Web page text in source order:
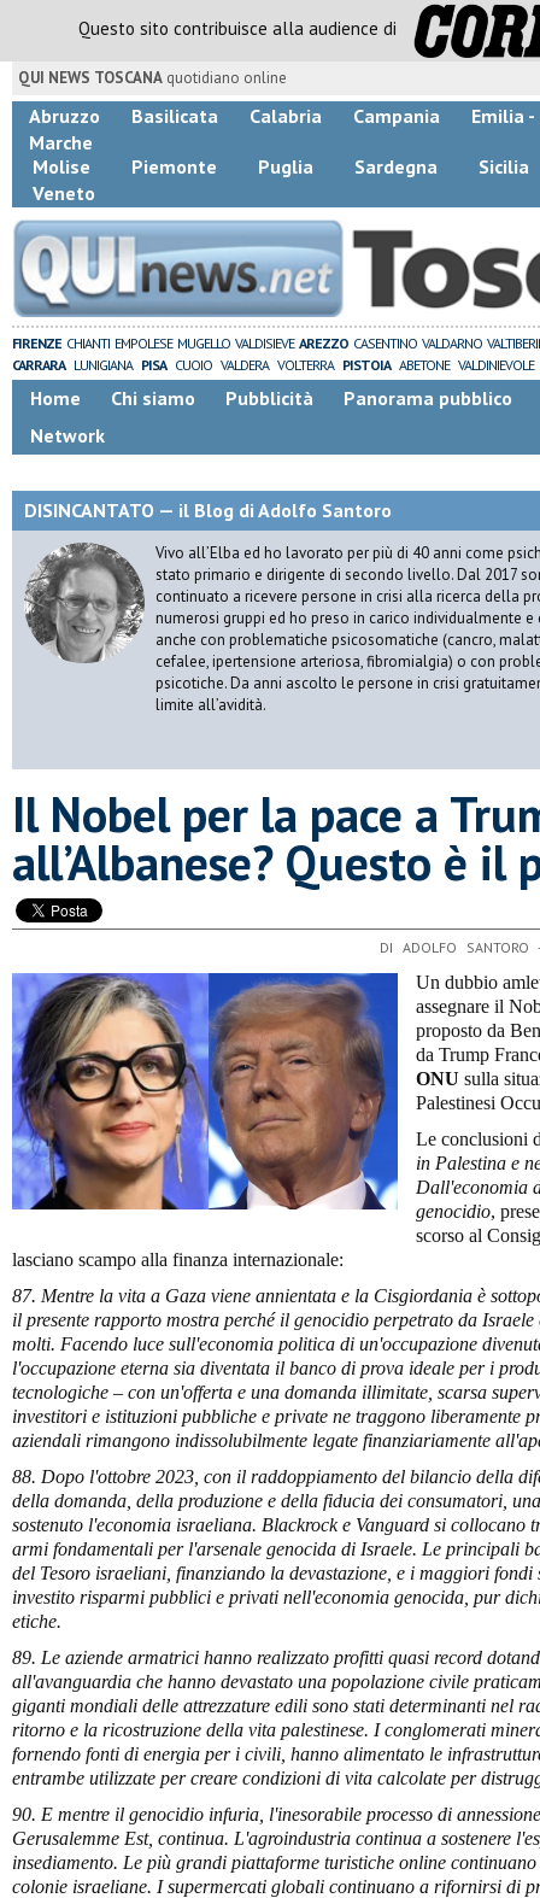
Questo sito contribuisce alla audience di
QUI NEWS TOSCANA quotidiano online
Abruzzo Basilicata Calabria Campania
Emilia -
Marche
Molise
Piemonte Puglia Sardegna
Sicilia
Veneto
FIRENZE CHIANTI EMPOLESE MUGELLO VALDISIEVE AREZZO CASENTINO VALDARNO
CARRARA LUNIGIANA PISA CUOIO VALDERA VOLTERRA PISTOIA ABETONE VALDINIEVOLE
Home Chi siamo Pubblicità
Panorama pubblico
Network
DISINCANTATO — il Blog di Adolfo Santoro
Vivo all’Elba ed ho lavorato per più di 40 anni come
stato primario e dirigente di secondo livello. Dal 2017
continuato a ricevere persone in crisi alla ricerca della
numerosi gruppi ed ho preso in carico individualmente
anche con problematiche psicosomatiche (cancro,
cefalee, ipertensione arteriosa, fibromialgia) o con
psicotiche. Da anni ascolto le persone in crisi
limite all’avidità.
​Il Nobel per la pace a
all’Albanese? Questo è il
DI ADOLFO
Un dubbio
assegnare il
proposto da
da Trump
ONU sulla
Palestinesi
Le conclusioni
in Palestina e
Dall'economia
genocidio,
scorso al
lasciano scampo alla finanza internazionale:
87. Mentre la vita a Gaza viene annientata e la Cisgiordania è
il presente rapporto mostra perché il genocidio perpetrato da
molti. Facendo luce sull'economia politica di un'occupazione
l'occupazione eterna sia diventata il banco di prova ideale per i
tecnologiche – con un'offerta e una domanda illimitate, scarsa
investitori e istituzioni pubbliche e private ne traggono liberamente
aziendali rimangono indissolubilmente legate finanziariamente
88. Dopo l'ottobre 2023, con il raddoppiamento del bilancio della
della domanda, della produzione e della fiducia dei consumatori,
sostenuto l'economia israeliana. Blackrock e Vanguard si
armi fondamentali per l'arsenale genocida di Israele. Le principali
del Tesoro israeliani, finanziando la devastazione, e i maggiori
investito risparmi pubblici e privati nell'economia genocida, pur
etiche.
89. Le aziende armatrici hanno realizzato profitti quasi record
all'avanguardia che hanno devastato una popolazione civile
giganti mondiali delle attrezzature edili sono stati determinanti nel
ritorno e la ricostruzione della vita palestinese. I conglomerati
fornendo fonti di energia per i civili, hanno alimentato le
entrambe utilizzate per creare condizioni di vita calcolate per
90. E mentre il genocidio infuria, l'inesorabile processo di
Gerusalemme Est, continua. L'agroindustria continua a sostenere
insediamento. Le più grandi piattaforme turistiche online
colonie israeliane. I supermercati globali continuano a rifornirsi di